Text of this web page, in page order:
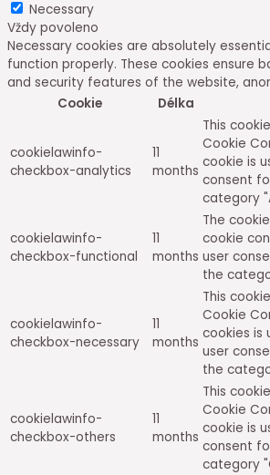
Necessary
Vždy povoleno
Necessary cookies are absolutely
function properly. These cookies ensure
and security features of the website,
Cookie
Délka
cookielawinfo-
checkbox-analytics
11
months
This
Cookie
cookie is
consent
category
cookielawinfo-
checkbox-functional
11
months
The
cookie
user
the
cookielawinfo-
checkbox-necessary
11
months
This
Cookie
cookies is
user
the
cookielawinfo-
checkbox-others
11
months
This
Cookie
cookie is
consent
category